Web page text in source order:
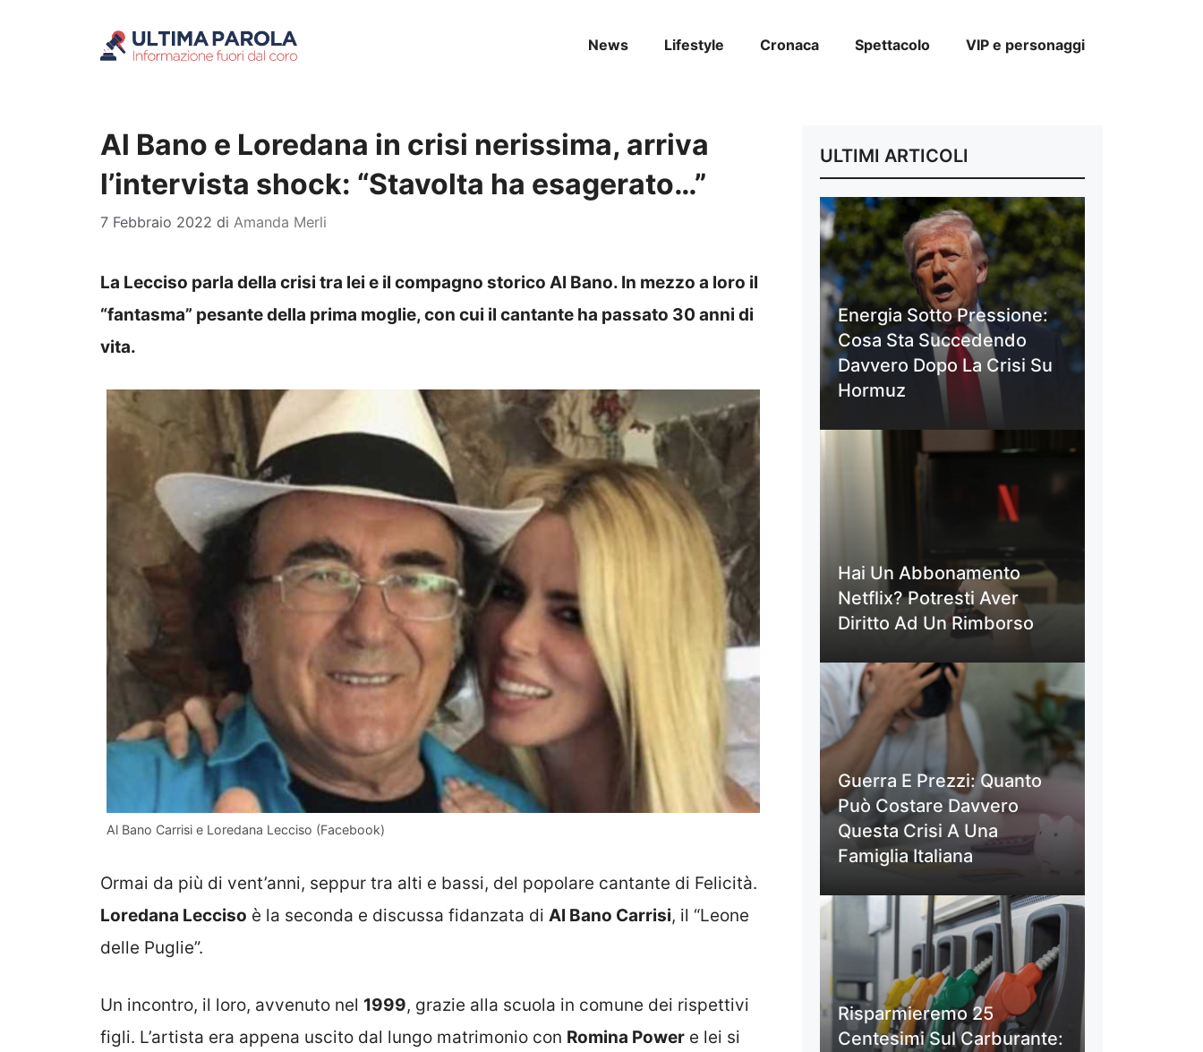
News Lifestyle Cronaca Spettacolo VIP e personaggi
Al Bano e Loredana in crisi nerissima, arriva
l’intervista shock: “Stavolta ha esagerato…”
7 Febbraio 2022 di Amanda Merli
La Lecciso parla della crisi tra lei e il compagno storico Al Bano. In mezzo a loro il
“fantasma” pesante della prima moglie, con cui il cantante ha passato 30 anni di
vita.
Al Bano Carrisi e Loredana Lecciso (Facebook)
Ormai da più di vent’anni, seppur tra alti e bassi, del popolare cantante di Felicità.
Loredana Lecciso è la seconda e discussa fidanzata di Al Bano Carrisi, il “Leone
delle Puglie”.
Un incontro, il loro, avvenuto nel 1999, grazie alla scuola in comune dei rispettivi
figli. L’artista era appena uscito dal lungo matrimonio con Romina Power e lei si
ULTIMI ARTICOLI
Energia Sotto Pressione:
Cosa Sta Succedendo
Davvero Dopo La Crisi Su
Hormuz
Hai Un Abbonamento
Netflix? Potresti Aver
Diritto Ad Un Rimborso
Guerra E Prezzi: Quanto
Può Costare Davvero
Questa Crisi A Una
Famiglia Italiana
Risparmieremo 25
Centesimi Sul Carburante: